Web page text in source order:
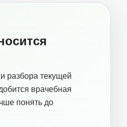
разбора текущей
врачебная
понять до